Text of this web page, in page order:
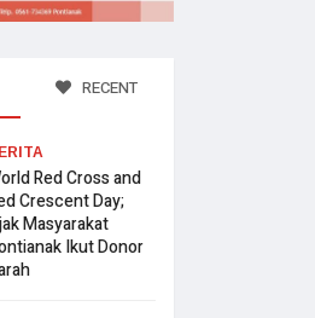
RECENT
Red Cross and
Crescent Day;
Masyarakat
Ikut Donor